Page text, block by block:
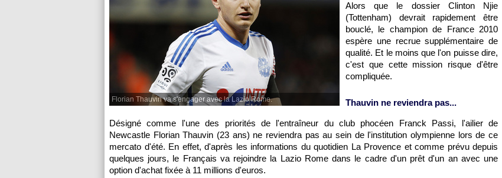
Florian Thauvin va s'engager avec la Lazio Rome.
Alors que le dossier Clinton Njie
(Tottenham) devrait rapidement être
bouclé, le champion de France 2010
espère une recrue supplémentaire de
qualité. Et le moins que l'on puisse dire,
c'est que cette mission risque d'être
compliquée.
Thauvin ne reviendra pas...
Désigné comme l'une des priorités de l'entraîneur du club phocéen Franck Passi, l'ailier de
Newcastle Florian Thauvin (23 ans) ne reviendra pas au sein de l'institution olympienne lors de ce
mercato d'été. En effet, d'après les informations du quotidien La Provence et comme prévu depuis
quelques jours, le Français va rejoindre la Lazio Rome dans le cadre d'un prêt d'un an avec une
option d'achat fixée à 11 millions d'euros.